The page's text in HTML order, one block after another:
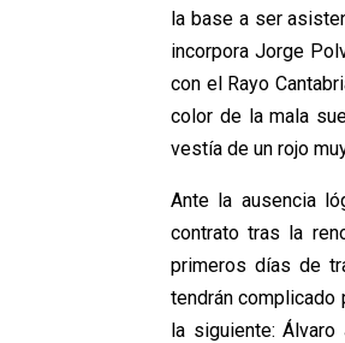
la base a ser
incorpora Jorge
con el Rayo
color de la mala
vestía de un rojo
Ante la ausencia
contrato tras la
primeros días de
tendrán complicado
la siguiente: